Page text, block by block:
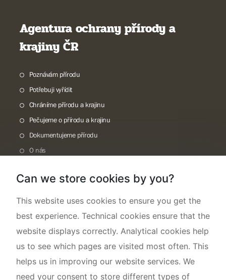
Agentura ochrany přírody a
krajiny ČR
Poznávám přírodu
Potřebuji vyřídit
Chráníme přírodu a krajinu
Pečujeme o přírodu a krajinu
Dokumentujeme přírodu
O nás
Can we store cookies by you?
This website uses cookies to ensure you get the
best experience. Technical cookies ensure that the
website displays correctly. Analytical cookies help
us to see which pages are visited most often. This
helps us in improving our website services. We
need your consent to store different types of